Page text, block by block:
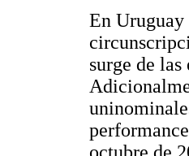
En Uruguay
surge de